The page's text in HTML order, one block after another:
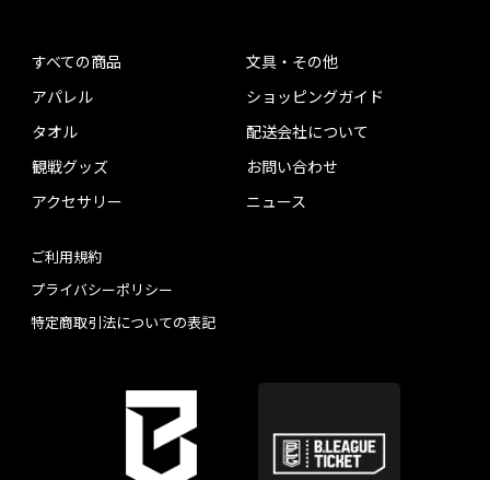
すべての商品
アパレル
タオル
観戦グッズ
アクセサリー
文具・その他
ショッピングガイド
配送会社について
お問い合わせ
ニュース
ご利用規約
プライバシーポリシー
特定商取引法についての表記